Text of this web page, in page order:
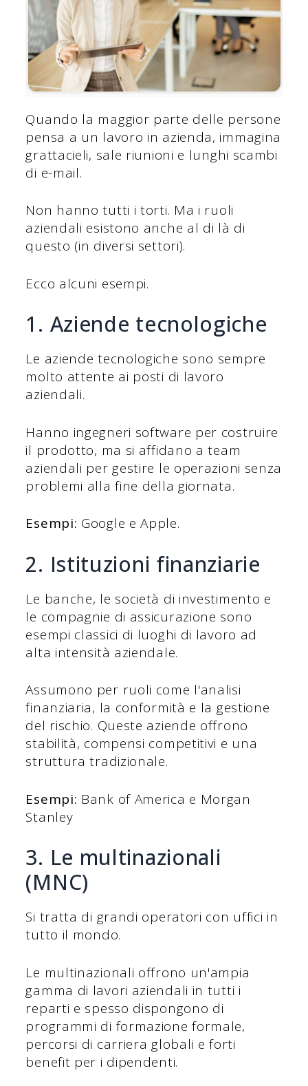
Quando la maggior parte delle persone
pensa a un lavoro in azienda, immagina
grattacieli, sale riunioni e lunghi scambi
di e-mail.
Non hanno tutti i torti. Ma i ruoli
aziendali esistono anche al di là di
questo (in diversi settori).
Ecco alcuni esempi.
1. Aziende tecnologiche
Le aziende tecnologiche sono sempre
molto attente ai posti di lavoro
aziendali.
Hanno ingegneri software per costruire
il prodotto, ma si affidano a team
aziendali per gestire le operazioni senza
problemi alla fine della giornata.
Esempi: Google e Apple.
2. Istituzioni finanziarie
Le banche, le società di investimento e
le compagnie di assicurazione sono
esempi classici di luoghi di lavoro ad
alta intensità aziendale.
Assumono per ruoli come l'analisi
finanziaria, la conformità e la gestione
del rischio. Queste aziende offrono
stabilità, compensi competitivi e una
struttura tradizionale.
Esempi: Bank of America e Morgan
Stanley
3. Le multinazionali
(MNC)
Si tratta di grandi operatori con uffici in
tutto il mondo.
Le multinazionali offrono un'ampia
gamma di lavori aziendali in tutti i
reparti e spesso dispongono di
programmi di formazione formale,
percorsi di carriera globali e forti
benefit per i dipendenti.